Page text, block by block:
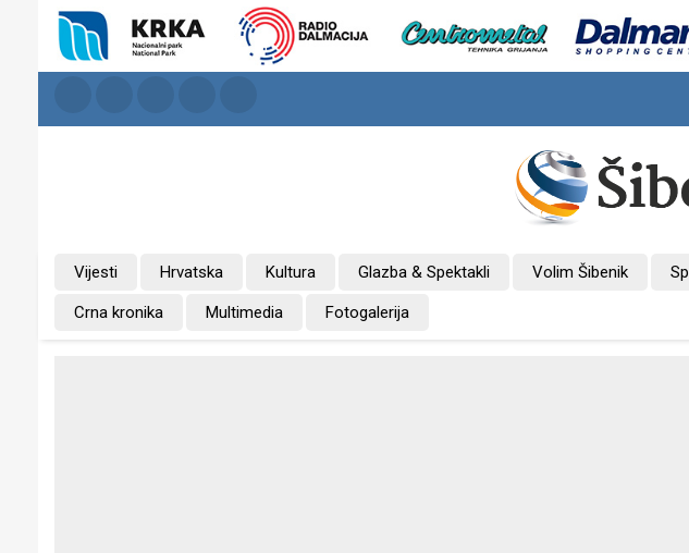
Vijesti Hrvatska Kultura Glazba & Spektakli Volim Šibenik
Crna kronika Multimedia Fotogalerija